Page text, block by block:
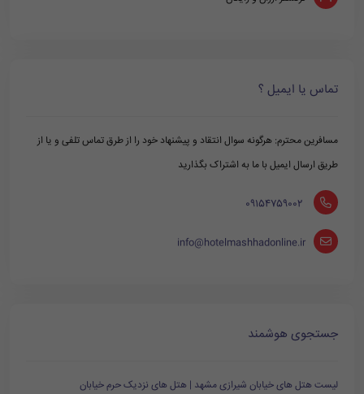
تماس یا ایمیل ؟
مسافرین محترم: هرگونه سوال انتقاد و پیشنهاد خود را از طرق تماس تلفی و یا از
طریق ارسال ایمیل با ما به اشتراک بگذارید
‪ 09154759002
info@hotelmashhadonline.ir
جستجوی هوشمند
لیست هتل های خیابان شیرازی مشهد | هتل های نزدیک حرم خیابان